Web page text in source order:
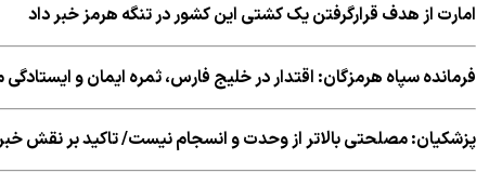
امارت از هدف قرارگرفتن یک کشتی این کشور در تنگه هرمز خبر داد
فرمانده سپاه هرمزگان: اقتدار در خلیج‌ فارس، ثمره ایمان و
پزشکیان: مصلحتی بالاتر از وحدت و انسجام نیست/ تاکید بر نقش